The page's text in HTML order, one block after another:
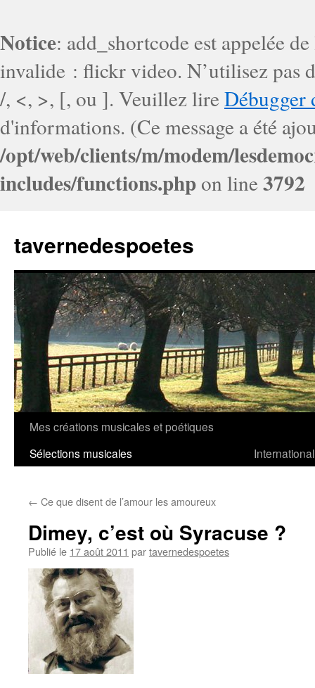
Notice: add_shortcode est appelée
invalide : flickr video. N’utilisez pas
/, <, >, [, ou ]. Veuillez lireDébugger
d'informations. (Ce message a été
/opt/web/clients/m/modem/
includes/functions.php on line3792
tavernedespoetes
Aller
au
Mes créations musicales et poétiques
Sélections musicales
International
← Ce que disent de l’amour les amoureux
Dimey, c’est où Syracuse ?
Publié le 17 août 2011 partavernedespoetes